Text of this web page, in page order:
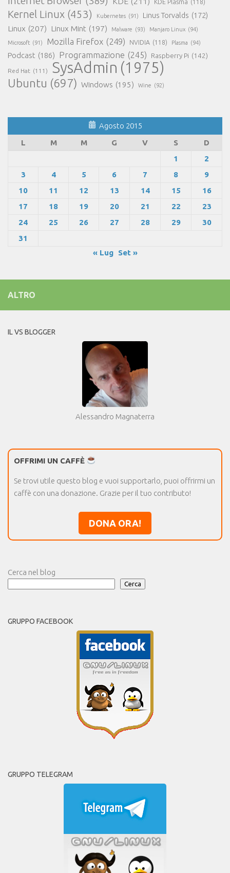
KDE Plasma (118)
Kernel Linux (453) Kubernetes (91) Linus Torvalds (172)
Linux (207) Linux Mint (197) Malware (93) Manjaro Linux (94)
Microsoft (91) Mozilla Firefox (249) NVIDIA (118) Plasma (94)
Podcast (186) Programmazione (245) Raspberry Pi (142)
Red Hat (111) SysAdmin (1975)
Ubuntu (697) Windows (195) Wine (92)
Agosto 2015
L
M M G V S
D
1
2
3
4 5 6 7 8
9
10
11 12 13 14 15
16
17
18 19 20 21 22
23
24
25 26 27 28 29
30
31
« Lug
Set »
ALTRO
IL VS BLOGGER
Alessandro Magnaterra
OFFRIMI UN CAFFÈ
Se trovi utile questo blog e vuoi supportarlo, puoi offrirmi un
caffè con una donazione. Grazie per il tuo contributo!
DONA ORA!
Cerca nel blog
Cerca
GRUPPO FACEBOOK
GRUPPO TELEGRAM